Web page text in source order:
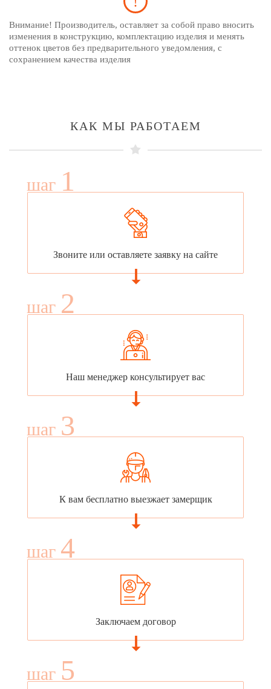
Внимание! Производитель, оставляет за собой право вносить
изменения в конструкцию, комплектацию изделия и менять
оттенок цветов без предварительного уведомления, с
сохранением качества изделия
КАК МЫ РАБОТАЕМ
шаг 1
Звоните или оставляете заявку на сайте
шаг 2
Наш менеджер консультирует вас
шаг 3
К вам бесплатно выезжает замерщик
шаг 4
Заключаем договор
шаг 5